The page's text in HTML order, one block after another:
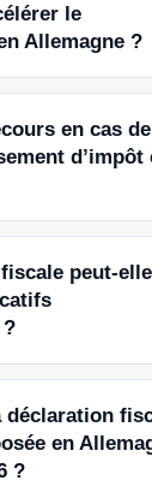
le
Allemagne ?
en cas
d’impôt
peut-elle
déclaration
en
?